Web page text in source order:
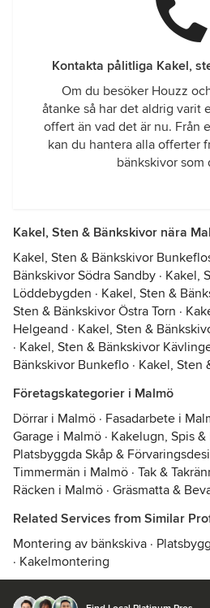
Kontakta pålitliga Kakel,
Om du besöker Houzz
åtanke så har det aldrig varit
offert än vad det är nu. Från
kan du hantera alla offerter
bänkskivor som
Kakel, Sten & Bänkskivor nära
Kakel, Sten & Bänkskivor
Bänkskivor Södra Sandby · Kakel,
Löddebygden · Kakel, Sten &
Sten & Bänkskivor Östra Torn ·
Helgeand · Kakel, Sten &
· Kakel, Sten & Bänkskivor
Bänkskivor Bunkeflo · Kakel, Sten
Företagskategorier i Malmö
Dörrar i Malmö · Fasadarbete i
Garage i Malmö · Kakelugn, Spis
Platsbyggda Skåp &
Timmermän i Malmö · Tak &
Räcken i Malmö · Gräsmatta &
Related Services from Similar
Montering av bänkskiva ·
· Kakelmontering